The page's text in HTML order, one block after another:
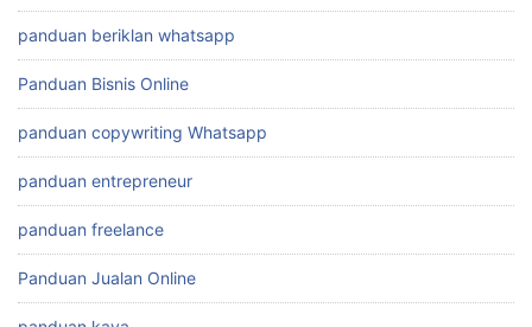
Membuat Karikatur
Membuat Maskot
Meningkatkan Kualitas Gambar
Panduan Affiliate Marketing
panduan beriklan whatsapp
Panduan Bisnis Online